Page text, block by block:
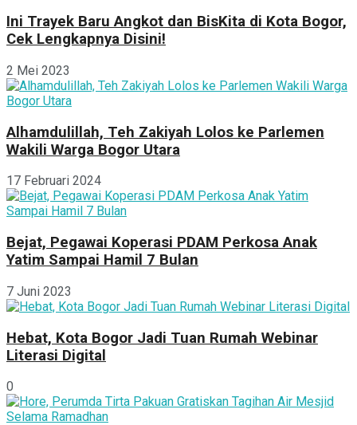
Ini Trayek Baru Angkot dan BisKita di Kota Bogor,
Cek Lengkapnya Disini!
2 Mei 2023
Alhamdulillah, Teh Zakiyah Lolos ke Parlemen
Wakili Warga Bogor Utara
17 Februari 2024
Bejat, Pegawai Koperasi PDAM Perkosa Anak
Yatim Sampai Hamil 7 Bulan
7 Juni 2023
Hebat, Kota Bogor Jadi Tuan Rumah Webinar
Literasi Digital
0